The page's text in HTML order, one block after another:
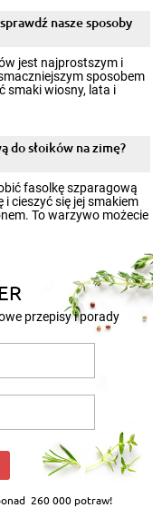
nasze sposoby
jest najprostszym i
sposobem
smaki wiosny, lata i
nimi oko w sezonie
cieplejszych
słoików ze
musi obejmować
zachować świeżość
do słoików na zimę?
fasolkę szparagową
i cieszyć się jej smakiem
To warzywo możecie
przepisy i porady
260 000 potraw!